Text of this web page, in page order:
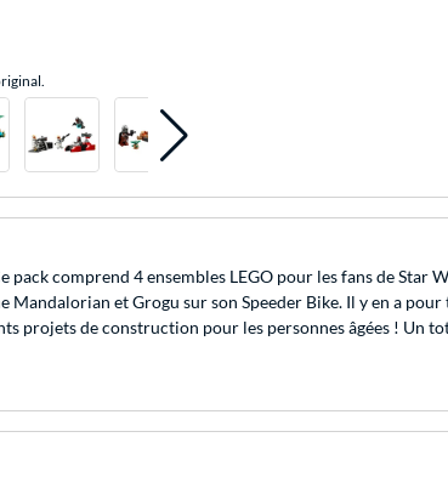
pack comprend 4 ensembles LEGO pour les fans de
et Grogu sur son Speeder Bike. Il y en a
projets de construction pour les personnes âgées ! Un